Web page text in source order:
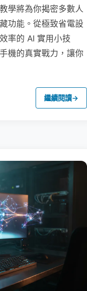
學將為你揭密多數人
功能。從極致省電設
率的 AI 實用小技
機的真實戰力，讓你
繼續閱讀→